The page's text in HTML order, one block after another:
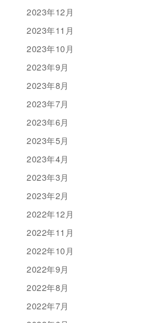
2023年12月
2023年11月
2023年10月
2023年9月
2023年8月
2023年7月
2023年6月
2023年5月
2023年4月
2023年3月
2023年2月
2022年12月
2022年11月
2022年10月
2022年9月
2022年8月
2022年7月